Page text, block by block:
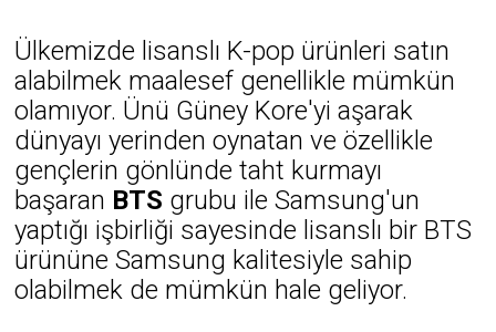
Ülkemizde lisanslı K-pop ürünleri satın
alabilmek maalesef genellikle mümkün
olamıyor. Ünü Güney Kore'yi aşarak
dünyayı yerinden oynatan ve özellikle
gençlerin gönlünde taht kurmayı
başaran BTS grubu ile Samsung'un
yaptığı işbirliği sayesinde lisanslı bir BTS
ürününe Samsung kalitesiyle sahip
olabilmek de mümkün hale geliyor.